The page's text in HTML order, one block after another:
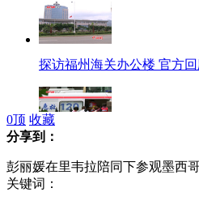
探访福州海关办公楼 官方
0顶 收藏
分享到：
彭丽媛在里韦拉陪同下参观墨西
关键词：